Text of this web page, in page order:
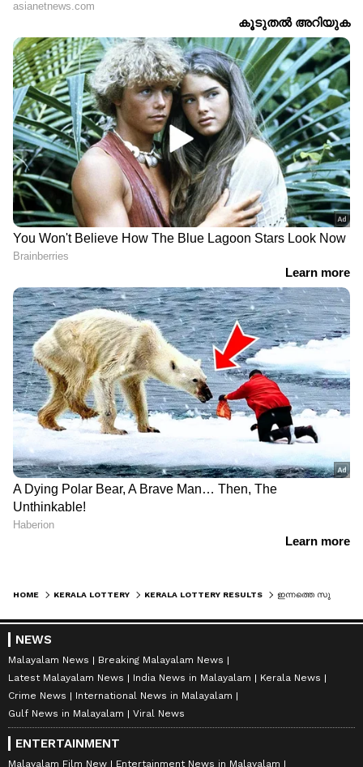
HOME KERALA LOTTERY KERALA LOTTERY RESULTS
NEWS
Malayalam News
Breaking Malayalam News
Latest Malayalam News
India News in Malayalam
Kerala News
Crime News
International News in Malayalam
Gulf News in Malayalam
Viral News
ENTERTAINMENT
Malayalam Film New
Entertainment News in Malayalam